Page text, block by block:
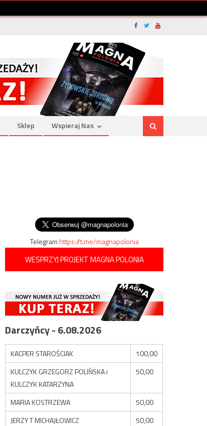
Sklep Wspieraj Nas
Telegramhttps://t.me/magnapolonia
WESPRZYJ PROJEKT MAGNA POLONIA
Darczyńcy - 6.08.2026
KACPER STAROŚCIAK
100,00
KULCZYK GRZEGORZ POLIŃSKA i
KULCZYK KATARZYNA
50,00
MARIA KOSTRZEWA
50,00
JERZY T MICHAJŁOWICZ
50,00